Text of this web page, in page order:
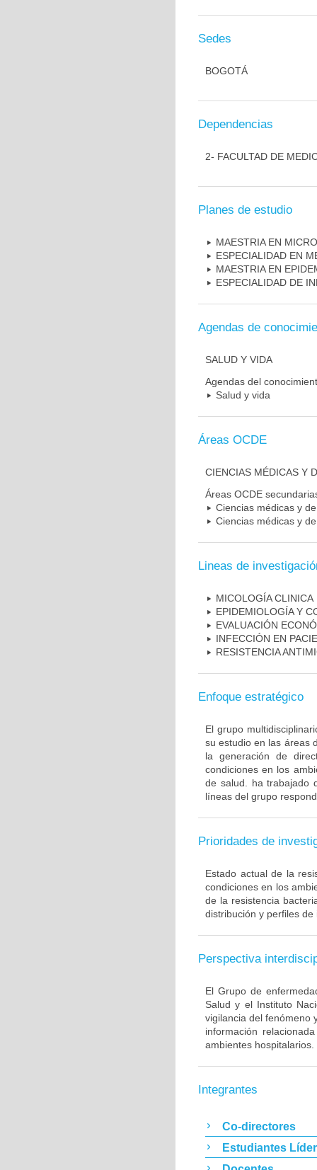
Sedes
BOGOTÁ
Dependencias
2- FACULTAD DE
Planes de estudio
MAESTRIA EN
ESPECIALIDAD EN
MAESTRIA EN
ESPECIALIDAD DE
Agendas de
SALUD Y VIDA
Agendas del
Salud y vida
Áreas OCDE
CIENCIAS MÉDICAS Y
Áreas OCDE
Ciencias médicas y
Ciencias médicas y
Lineas de
MICOLOGÍA CLINICA
EPIDEMIOLOGÍA Y
EVALUACIÓN
INFECCIÓN EN
RESISTENCIA
Enfoque estratégico
El grupo
su estudio en las áreas
la generación de
condiciones en los
de salud. ha trabajado
líneas del grupo
Prioridades de
Estado actual de la
condiciones en los
de la resistencia
distribución y perfiles de
Perspectiva
El Grupo de
Salud y el Instituto
vigilancia del fenómeno
información
ambientes hospitalarios.
Integrantes
Co-directores
Estudiantes